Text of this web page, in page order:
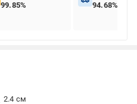
99.85% 94.68%
2.4 см